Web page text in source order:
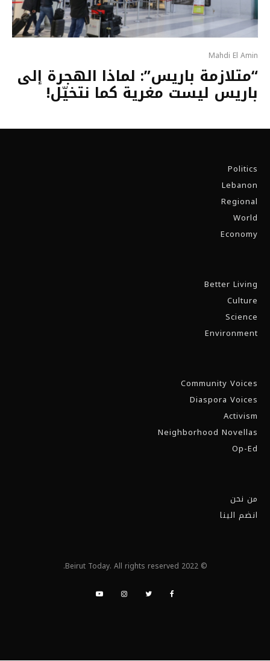
Mahdi El Amin
“متلازمة باريس”: لماذا الهجرة إلى
باريس ليست مغرية كما نتخيّل!
Politics
Lebanon
Regional
World
Economy
Better Living
Culture
Science
Environment
Community Voices
Diaspora Voices
Activism
Neighborhood Novellas
Op-Ed
من نحن
انضم الينا
© 2022 Beirut Today. All rights reserved.